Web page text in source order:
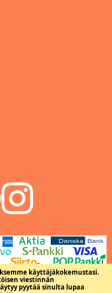
käyttäjäkokemustasi.
viestinnän
pyytää sinulta lupaa